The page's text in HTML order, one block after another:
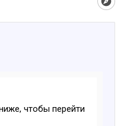
чтобы перейти